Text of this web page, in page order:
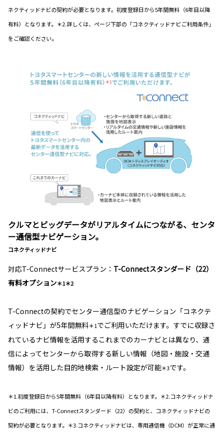
ネクティッドナビの契約が必要となります。初度登録日から5年間無料（6年目以降
有料）となります。＊2.詳しくは、ページ下部の「コネクティッドナビご利用条件」
をご確認ください。
クルマとビッグデータがリアルタイムにつながる、センタ
ー通信型ナビゲーション。
コネクティッドナビ
対応T-Connectサービスプラン： T-Connectスタンダード（22）
有料オプション＊1＊2
T-Connectの契約でセンター通信型のナビゲーション「コネクテ
ィッドナビ」が5年間無料＊1でご利用いただけます。すでに収録さ
れているナビ情報を活用するこれまでのカーナビとは異なり、通
信によってセンターから取得する新しい情報（地図・施設・交通
情報）を活用した目的地検索・ルート設定が可能＊3です。
＊1.初度登録日から5年間無料（6年目以降有料）となります。＊2.コネクティッドナ
ビのご利用には、T-Connectスタンダード（22）の契約と、コネクティッドナビの
契約が必要となります。＊3.コネクティッドナビは、専用通信機（DCM）が正常に通